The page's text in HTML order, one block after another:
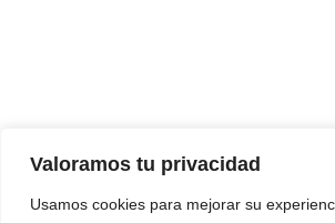
Valoramos tu privacidad
Usamos cookies para mejorar su
Custom Edition